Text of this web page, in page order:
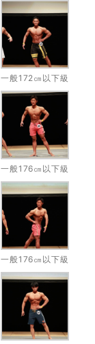
一般172㎝以下級
一般176㎝以下級
一般176㎝以下級